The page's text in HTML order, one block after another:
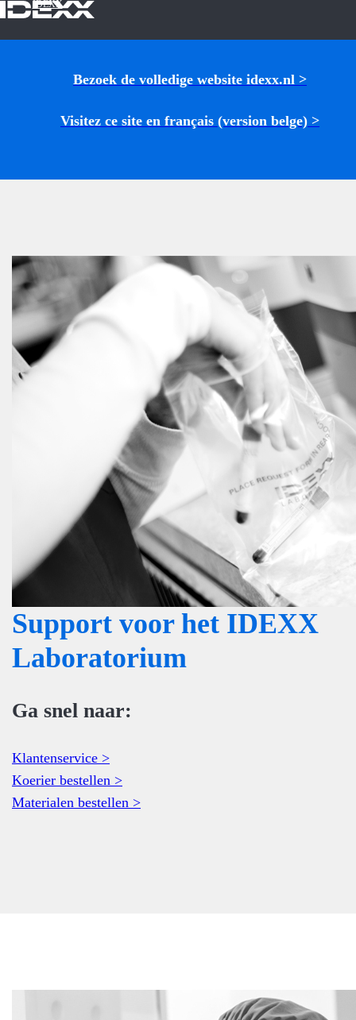
IDEXX
Bezoek de volledige website idexx.nl >
Visitez ce site en français (version belge) >
Support voor het IDEXX
Laboratorium
Ga snel naar:
Klantenservice >
Koerier bestellen >
Materialen bestellen >